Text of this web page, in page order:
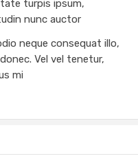
turpis ipsum,
nunc auctor
neque consequat illo,
Vel vel tenetur,
mi